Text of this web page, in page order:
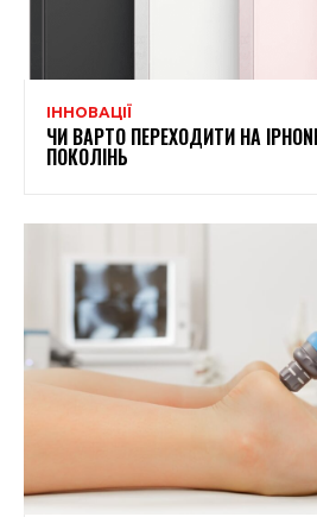
ІННОВАЦІЇ
ЧИ ВАРТО ПЕРЕХОДИТИ НА
ПОКОЛІНЬ